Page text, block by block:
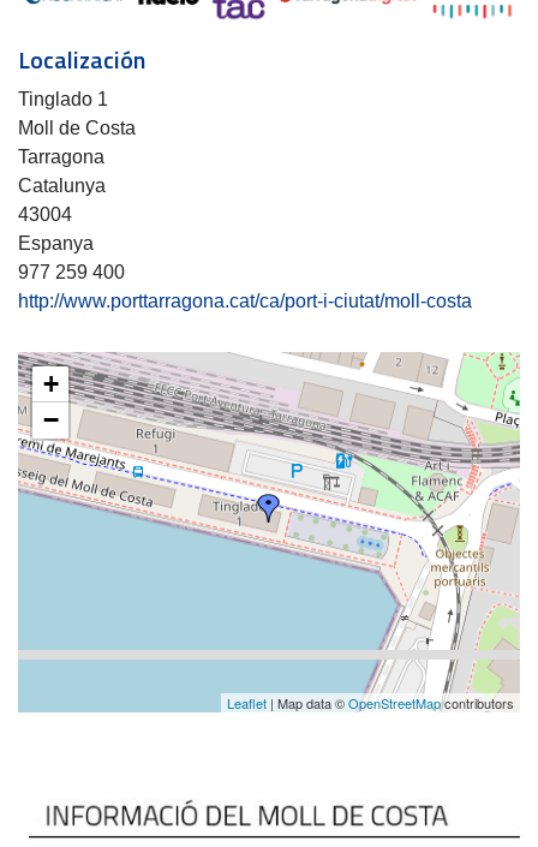
Localización
Tinglado 1
Moll de Costa
Tarragona
Catalunya
43004
Espanya
977 259 400
http://www.porttarragona.cat/ca/port-i-ciutat/moll-costa
+
−
Leaflet | Map data ©OpenStreetMapcontributors